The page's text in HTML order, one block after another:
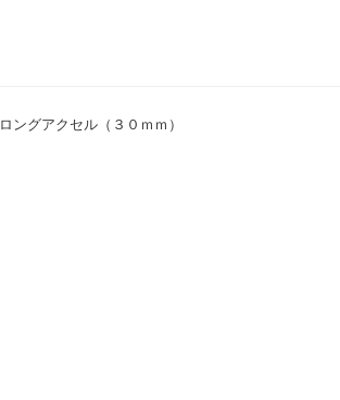
ロングアクセル（３０ｍｍ）